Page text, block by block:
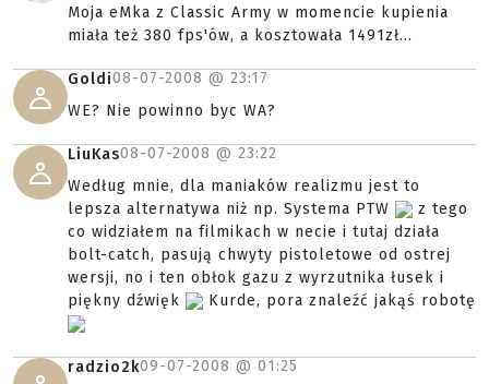
Moja eMka z Classic Army w momencie kupienia
miała też 380 fps'ów, a kosztowała 1491zł...
Goldi08-07-2008 @ 23:17
WE? Nie powinno byc WA?
LiuKas08-07-2008 @ 23:22
Według mnie, dla maniaków realizmu jest to
lepsza alternatywa niż np. Systema PTW
z tego
co widziałem na filmikach w necie i tutaj działa
bolt-catch, pasują chwyty pistoletowe od ostrej
wersji, no i ten obłok gazu z wyrzutnika łusek i
piękny dźwięk
Kurde, pora znaleźć jakąś robotę
radzio2k09-07-2008 @ 01:25